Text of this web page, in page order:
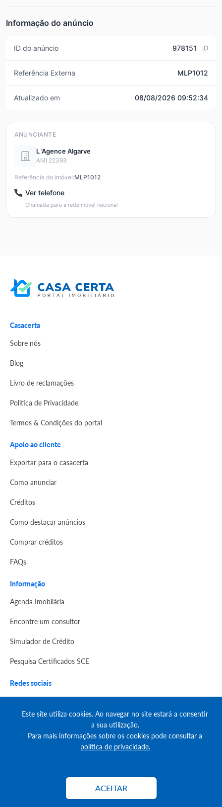
Informação do anúncio
ID do anúncio 978151
Referência Externa MLP1012
Atualizado em 08/08/2026 09:52:34
ANUNCIANTE
L ’Agence Algarve
AMI 22393
Referência do imóvel:MLP1012
Ver telefone
Chamada para a rede móvel nacional
Casacerta
Sobre nós
Blog
Livro de reclamações
Politica de Privacidade
Termos & Condições do portal
Apoio ao cliente
Exportar para o casacerta
Como anunciar
Créditos
Como destacar anúncios
Comprar créditos
FAQs
Informação
Agenda Imobilária
Encontre um consultor
Simulador de Crédito
Pesquisa Certificados SCE
Redes sociais
© Copyright 2023 | CASACERTA. All rights reserved
Este site utiliza cookies. Ao navegar no site estará a consentir
a sua utilização.
Para mais informações sobre os cookies pode consultar a
política de privacidade.
ACEITAR